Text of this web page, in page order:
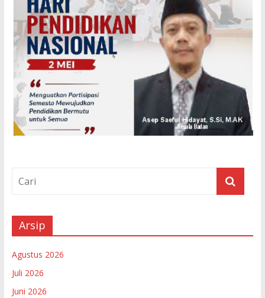
Arsip
Agustus 2026
Juli 2026
Juni 2026